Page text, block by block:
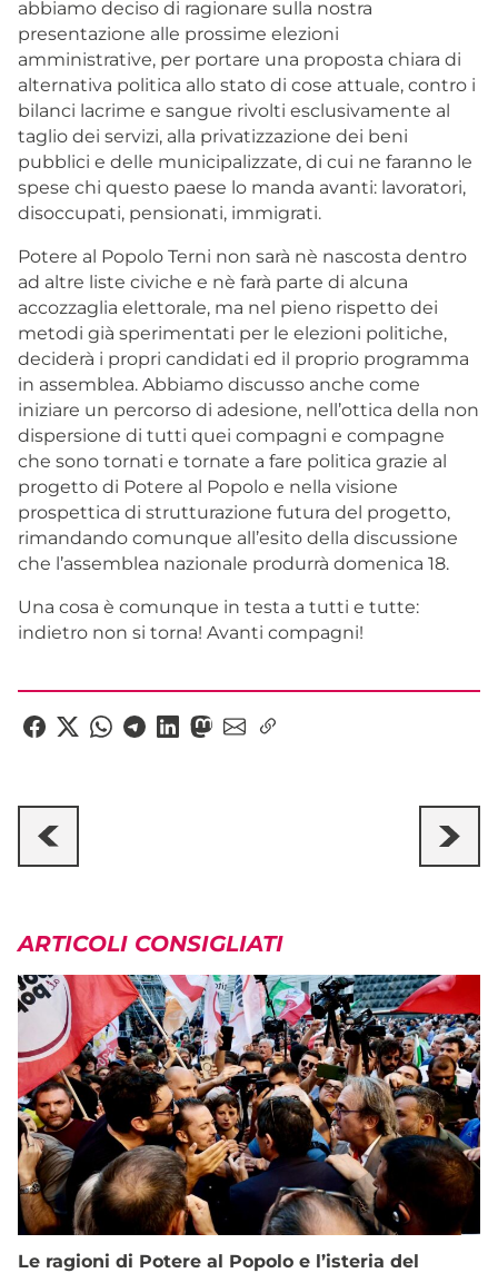
abbiamo deciso di ragionare sulla nostra
presentazione alle prossime elezioni
amministrative, per portare una proposta chiara di
alternativa politica allo stato di cose attuale, contro i
bilanci lacrime e sangue rivolti esclusivamente al
taglio dei servizi, alla privatizzazione dei beni
pubblici e delle municipalizzate, di cui ne faranno le
spese chi questo paese lo manda avanti: lavoratori,
disoccupati, pensionati, immigrati.
Potere al Popolo Terni non sarà nè nascosta dentro
ad altre liste civiche e nè farà parte di alcuna
accozzaglia elettorale, ma nel pieno rispetto dei
metodi già sperimentati per le elezioni politiche,
deciderà i propri candidati ed il proprio programma
in assemblea. Abbiamo discusso anche come
iniziare un percorso di adesione, nell’ottica della non
dispersione di tutti quei compagni e compagne
che sono tornati e tornate a fare politica grazie al
progetto di Potere al Popolo e nella visione
prospettica di strutturazione futura del progetto,
rimandando comunque all’esito della discussione
che l’assemblea nazionale produrrà domenica 18.
Una cosa è comunque in testa a tutti e tutte:
indietro non si torna! Avanti compagni!
ARTICOLI CONSIGLIATI
Le ragioni di Potere al Popolo e l’isteria del